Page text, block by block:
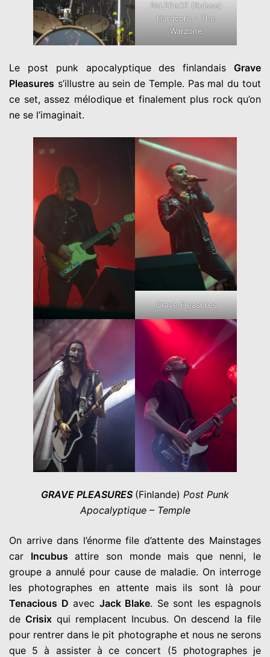
PALEFACE (Suisse)
Hardcore – The
Warzone
Le post punk apocalyptique des finlandais Grave
Pleasures s’illustre au sein de Temple. Pas mal du tout
ce set, assez mélodique et finalement plus rock qu’on
ne se l’imaginait.
Grave Pleasures
GRAVE PLEASURES (Finlande) Post Punk
Apocalyptique – Temple
On arrive dans l’énorme file d’attente des Mainstages
car Incubus attire son monde mais que nenni, le
groupe a annulé pour cause de maladie. On interroge
les photographes en attente mais ils sont là pour
Tenacious D avec Jack Blake. Se sont les espagnols
de Crisix qui remplacent Incubus. On descend la file
pour rentrer dans le pit photographe et nous ne serons
que 5 à assister à ce concert (5 photographes je